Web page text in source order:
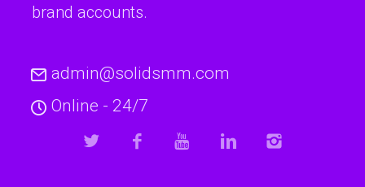
brand accounts.
admin@solidsmm.com
Online - 24/7